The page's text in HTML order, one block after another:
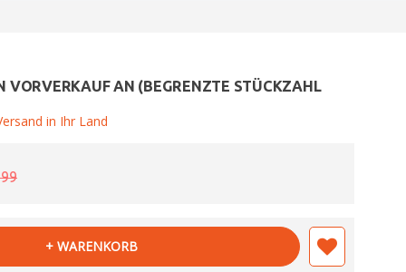
VORVERKAUF AN (BEGRENZTE STÜCKZAHL
in Ihr Land
+ WARENKORB